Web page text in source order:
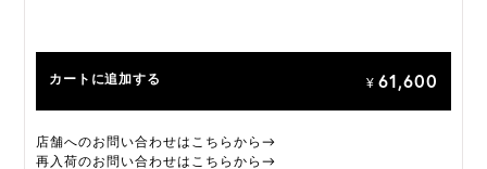
カートに追加する ¥ 61,600
店舗へのお問い合わせはこちらから→
再入荷のお問い合わせはこちらから→